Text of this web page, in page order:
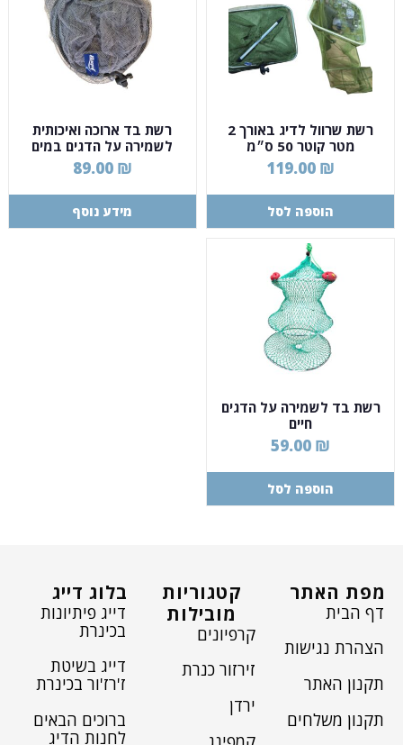
רשת שרוול לדיג באורך 2
מטר קוטר 50 ס״מ
119.00 ₪
הוספה לסל
רשת בד ארוכה ואיכותית
לשמירה על הדגים במים
89.00 ₪
מידע נוסף
רשת בד לשמירה על הדגים
חיים
59.00 ₪
הוספה לסל
מפת האתר
דף הבית
הצהרת נגישות
תקנון האתר
תקנון משלחים
קטגוריות
מובילות
קרפיונים
זירזור כנרת
ירדן
בלוג דייג
דייג פיתיונות
בכינרת
דייג בשיטת
ז'רז'ור בכינרת
ברוכים הבאים
לחנות הדיג